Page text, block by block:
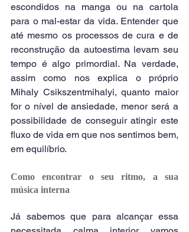
escondidos na manga ou na cartola
para o mal-estar da vida. Entender que
até mesmo os processos de cura e de
reconstrução da autoestima levam seu
tempo é algo primordial. Na verdade,
assim como nos explica o próprio
Mihaly Csikszentmihalyi, quanto maior
for o nível de ansiedade, menor será a
possibilidade de conseguir atingir este
fluxo de vida em que nos sentimos bem,
em equilíbrio.
Como encontrar o seu ritmo, a sua
música interna
Já sabemos que para alcançar essa